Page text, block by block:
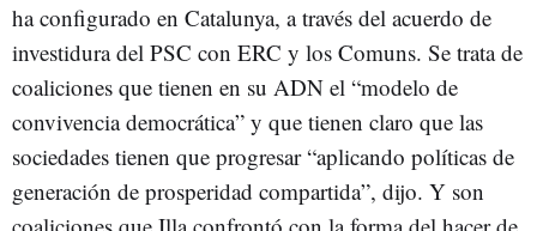
ha configurado en Catalunya, a través del acuerdo de
investidura del PSC con ERC y los Comuns. Se trata de
coaliciones que tienen en su ADN el “modelo de
convivencia democrática” y que tienen claro que las
sociedades tienen que progresar “aplicando políticas de
generación de prosperidad compartida”, dijo. Y son